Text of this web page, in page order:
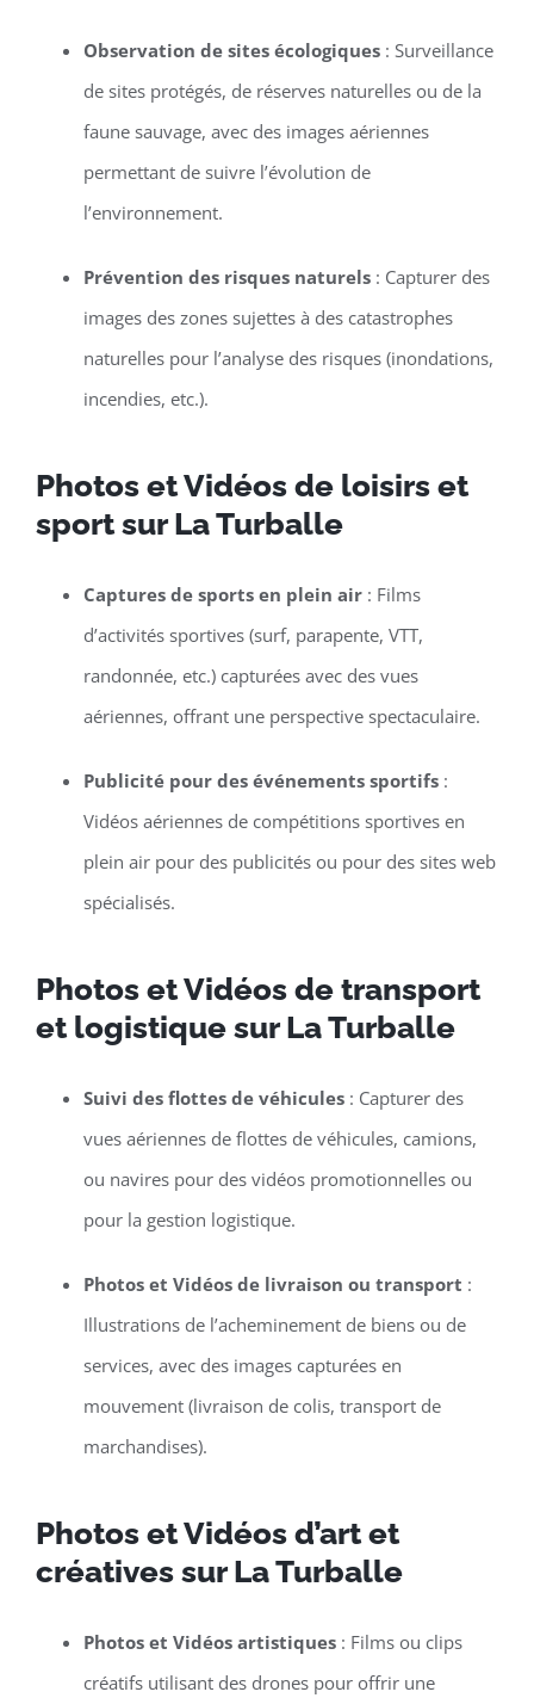
Observation de sites écologiques: Surveillance
de sites protégés, de réserves naturelles ou de la
faune sauvage, avec des images aériennes
permettant de suivre l’évolution de
l’environnement.
Prévention des risques naturels: Capturer des
images des zones sujettes à des catastrophes
naturelles pour l’analyse des risques (inondations,
incendies, etc.).
Photos et Vidéos de loisirs et
sport sur La Turballe
Captures de sports en plein air: Films
d’activités sportives (surf, parapente, VTT,
randonnée, etc.) capturées avec des vues
aériennes, offrant une perspective spectaculaire.
Publicité pour des événements sportifs:
Vidéos aériennes de compétitions sportives en
plein air pour des publicités ou pour des sites web
spécialisés.
Photos et Vidéos de transport
et logistique sur La Turballe
Suivi des flottes de véhicules: Capturer des
vues aériennes de flottes de véhicules, camions,
ou navires pour des vidéos promotionnelles ou
pour la gestion logistique.
Photos et Vidéos de livraison ou transport :
Illustrations de l’acheminement de biens ou de
services, avec des images capturées en
mouvement (livraison de colis, transport de
marchandises).
Photos et Vidéos d’art et
créatives sur La Turballe
Photos et Vidéos artistiques: Films ou clips
créatifs utilisant des drones pour offrir une